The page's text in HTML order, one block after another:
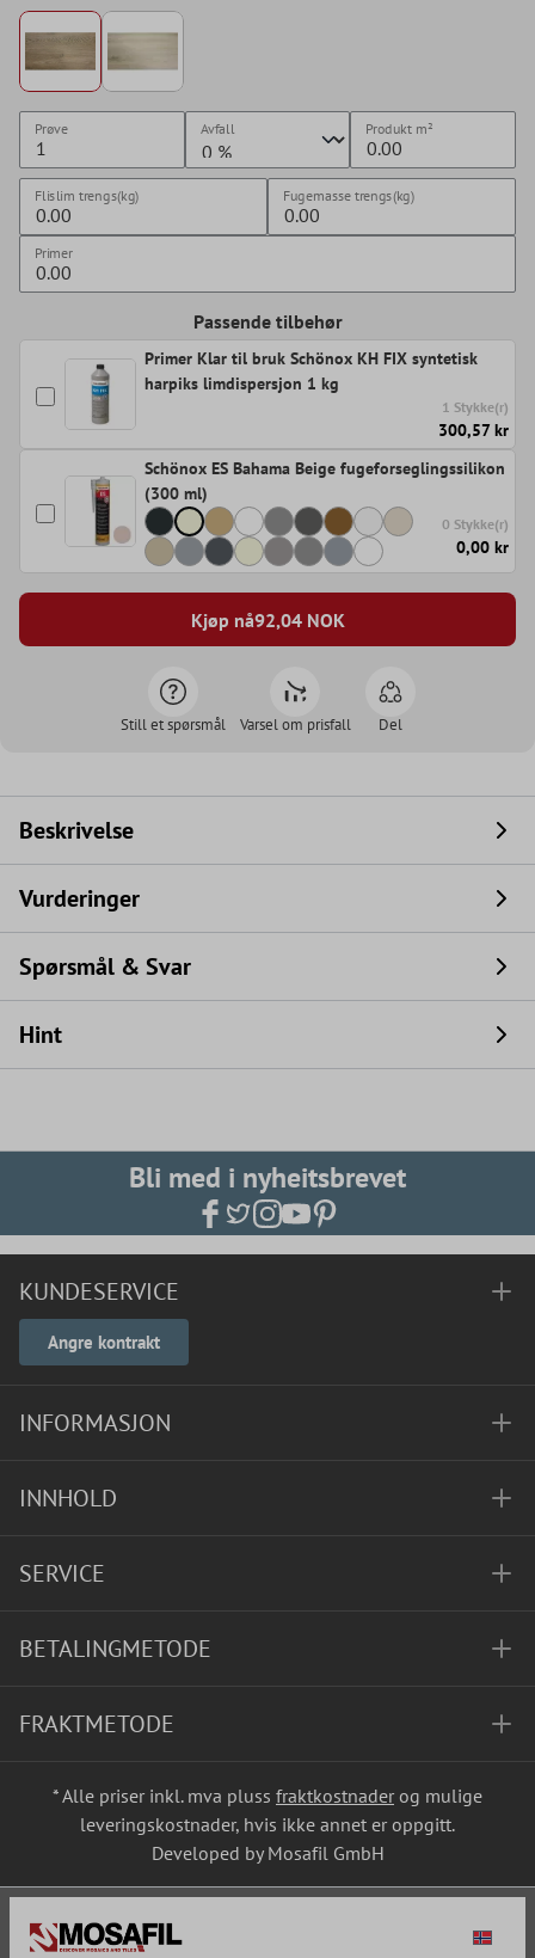
Prøve Avfall Produkt m²
Flislim trengs(kg) Fugemasse trengs(kg)
Primer
Passende tilbehør
Primer Klar til bruk Schönox KH FIX syntetisk
harpiks limdispersjon 1 kg
1 Stykke(r)
300,57 kr
Schönox ES Bahama Beige fugeforseglingssilikon
(300 ml)
0 Stykke(r)
0,00 kr
Kjøp nå92,04NOK
Still et spørsmål Varsel om prisfall Del
Beskrivelse
Vurderinger
Spørsmål & Svar
Hint
Bli med i nyheitsbrevet
KUNDESERVICE
Angre kontrakt
INFORMASJON
INNHOLD
SERVICE
BETALINGMETODE
FRAKTMETODE
* Alle priser inkl. mva pluss fraktkostnader og mulige
leveringskostnader, hvis ikke annet er oppgitt.
Developed by Mosafil GmbH